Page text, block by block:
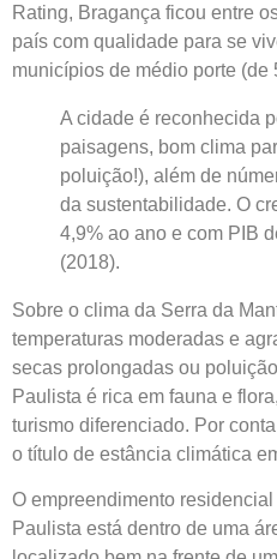
Rating, Bragança ficou entre
país com qualidade para se
municípios de médio porte (de
A cidade é reconhecida
paisagens, bom clima
poluição!), além de
da sustentabilidade. O
4,9% ao ano e com PIB
(2018).
Sobre o clima da Serra da
temperaturas moderadas e
secas prolongadas ou
Paulista é rica em fauna e
turismo diferenciado. Por
o título de estância climática
O empreendimento
Paulista está dentro de uma